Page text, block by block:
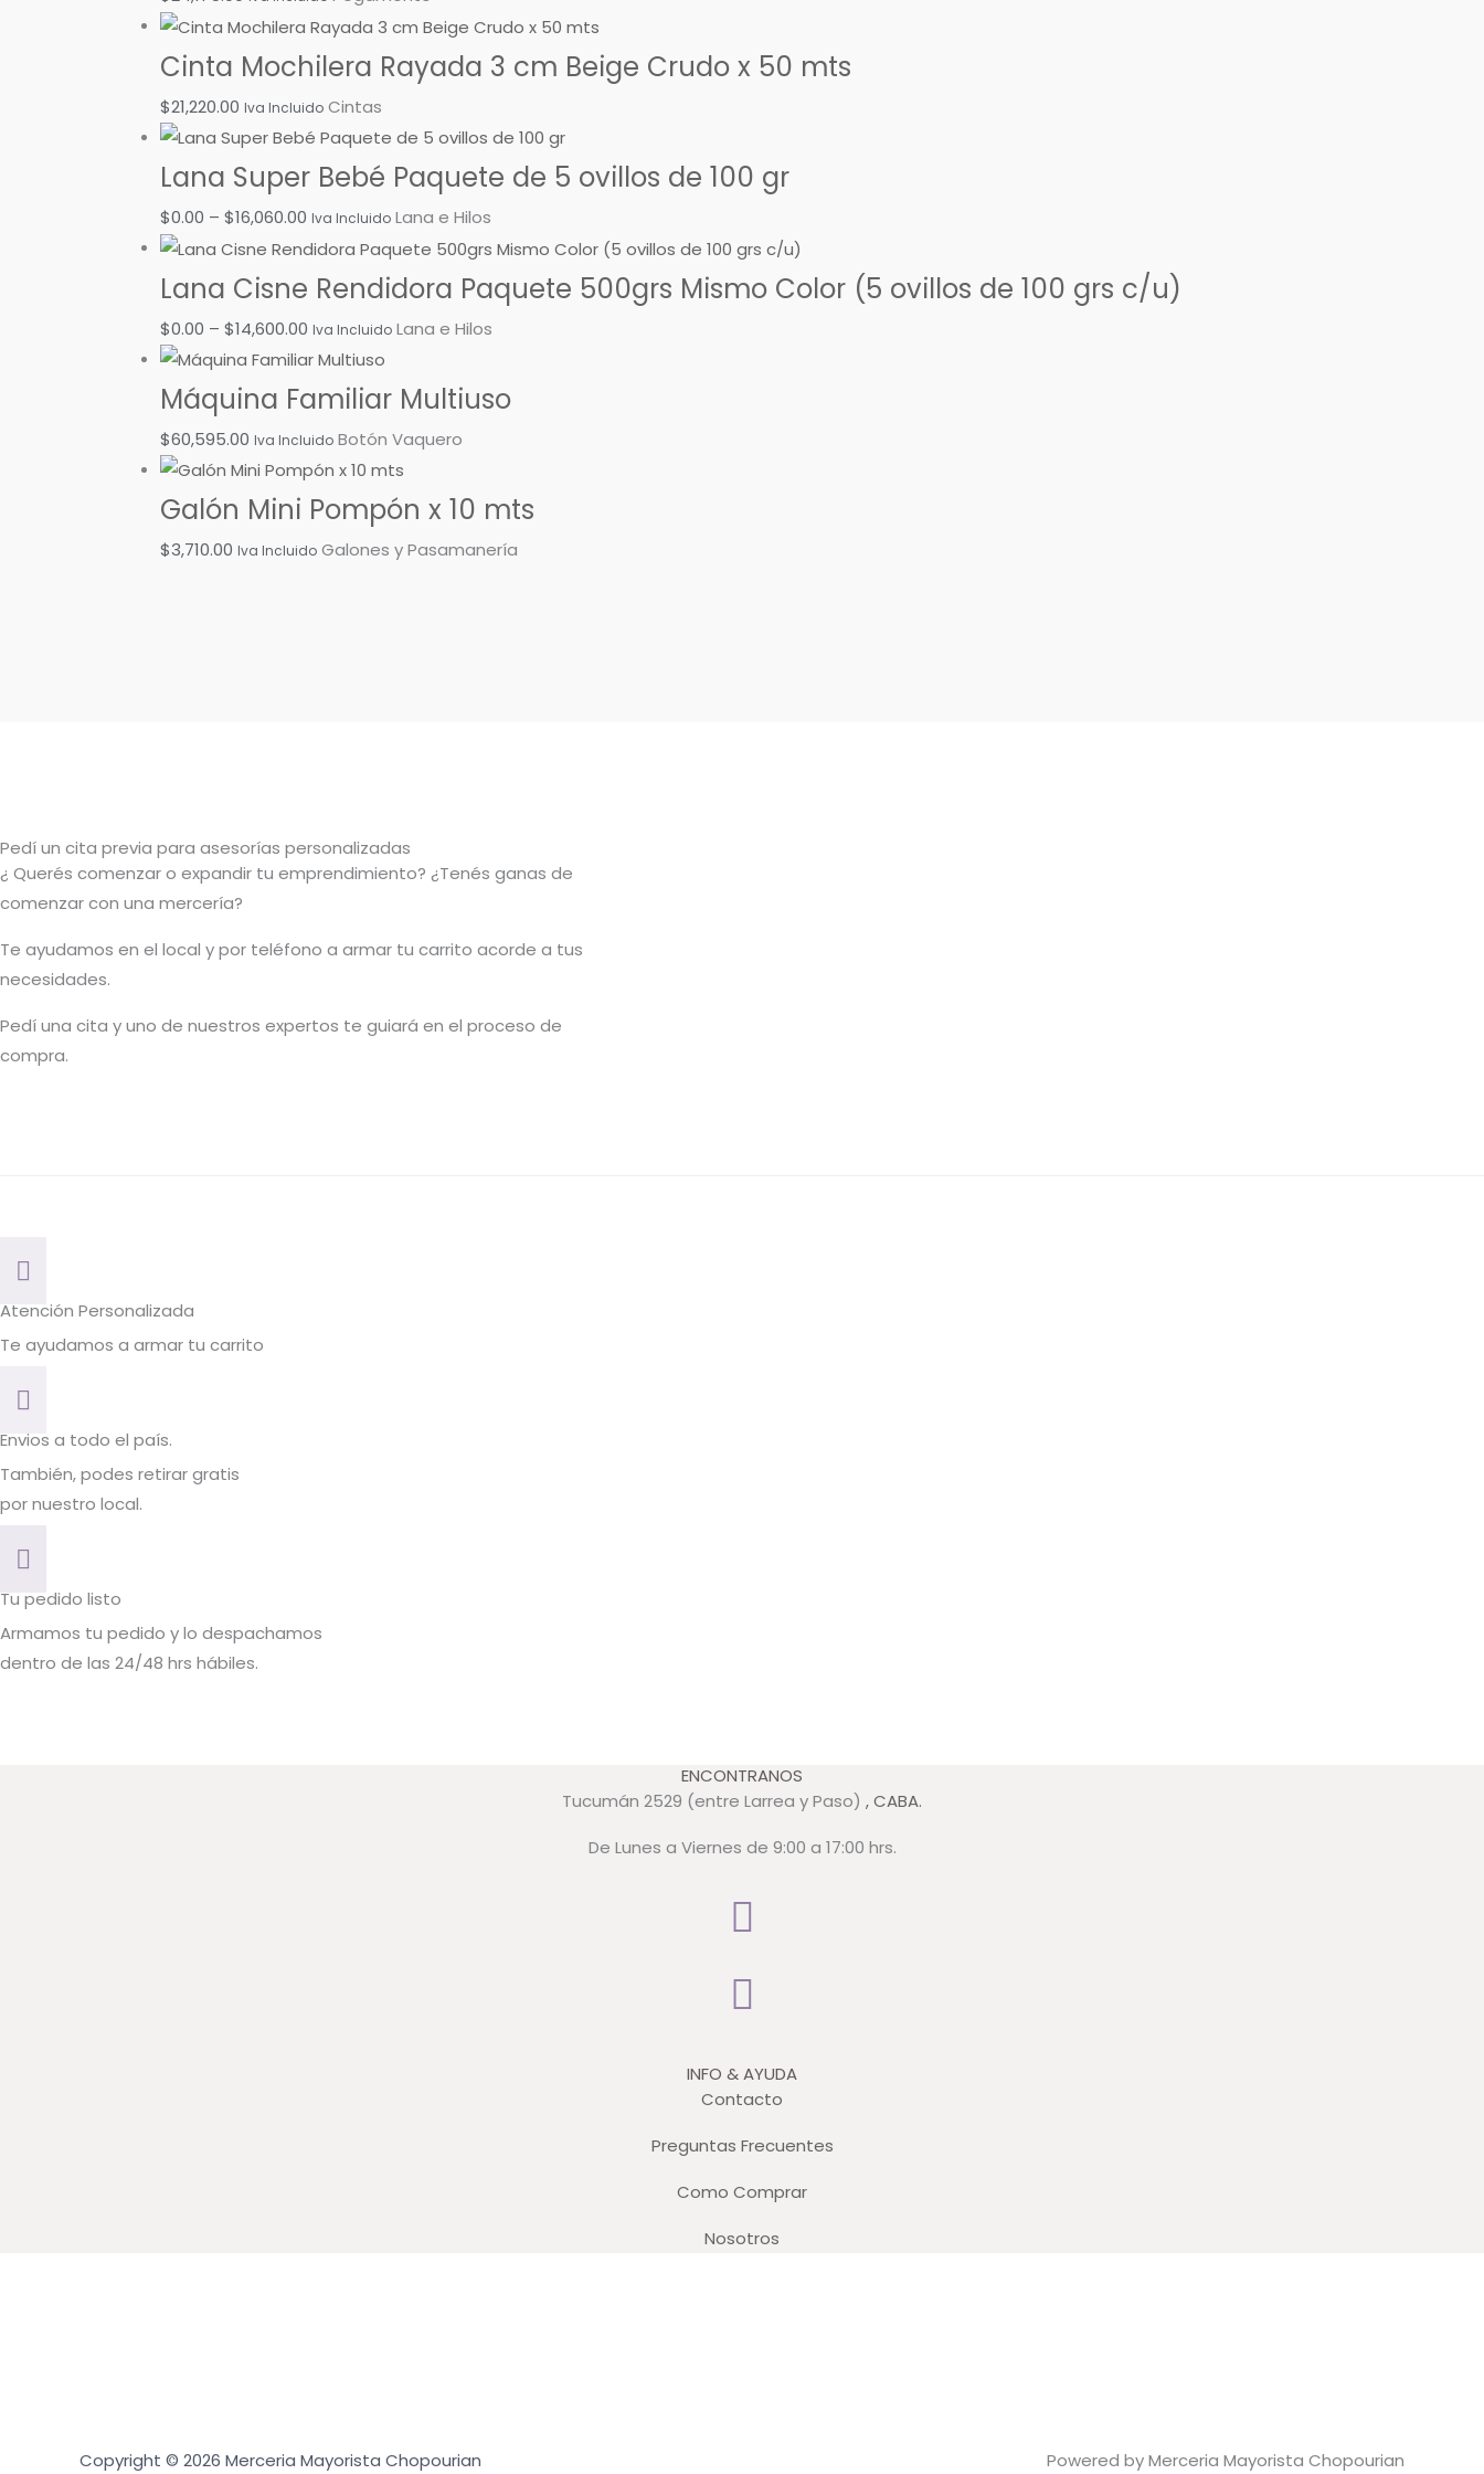
Cinta Mochilera Rayada 3 cm Beige Crudo x 50 mts
$21,220.00 Iva Incluido Cintas
Lana Super Bebé Paquete de 5 ovillos de 100 gr
$0.00 – $16,060.00 Iva Incluido Lana e Hilos
Lana Cisne Rendidora Paquete 500grs Mismo Color (5 ovillos de 100 grs c/u)
$0.00 – $14,600.00 Iva Incluido Lana e Hilos
Máquina Familiar Multiuso
$60,595.00 Iva Incluido Botón Vaquero
Galón Mini Pompón x 10 mts
$3,710.00 Iva Incluido Galones y Pasamanería
Pedí un cita previa para asesorías personalizadas
¿ Querés comenzar o expandir tu emprendimiento? ¿Tenés ganas de
comenzar con una mercería?
Te ayudamos en el local y por teléfono a armar tu carrito acorde a tus
necesidades.
Pedí una cita y uno de nuestros expertos te guiará en el proceso de
compra.
Atención Personalizada
Te ayudamos a armar tu carrito
Envios a todo el país.
También, podes retirar gratis
por nuestro local.
Tu pedido listo
Armamos tu pedido y lo despachamos
dentro de las 24/48 hrs hábiles.
ENCONTRANOS
Tucumán 2529 (entre Larrea y Paso) , CABA.
De Lunes a Viernes de 9:00 a 17:00 hrs.
INFO & AYUDA
Contacto
Preguntas Frecuentes
Como Comprar
Nosotros
Copyright © 2026 Merceria Mayorista Chopourian Powered by Merceria Mayorista Chopourian